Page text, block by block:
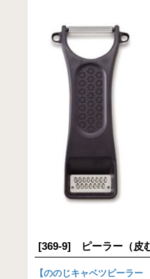
[369-9] ピーラー（
【ののじキャベツピーラー